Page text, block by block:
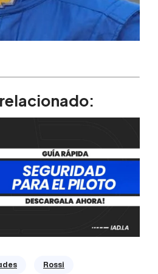
Rossi